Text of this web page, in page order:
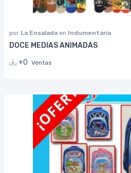
por La Ensalada en Indumentaria
DOCE MEDIAS ANIMADAS
+0 Ventas